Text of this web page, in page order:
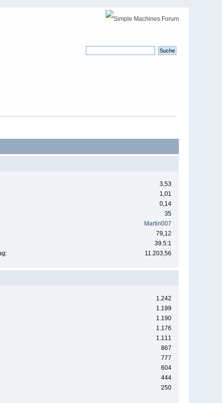
3,53
1,01
0,14
35
Martin007
79,12
39.5:1
11.203,56
1.242
1.199
1.190
1.176
1.111
867
777
604
444
250